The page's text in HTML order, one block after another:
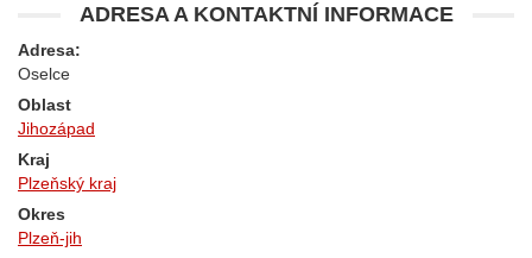
ADRESA A KONTAKTNÍ INFORMACE
Adresa:
Oselce
Oblast
Jihozápad
Kraj
Plzeňský kraj
Okres
Plzeň-jih